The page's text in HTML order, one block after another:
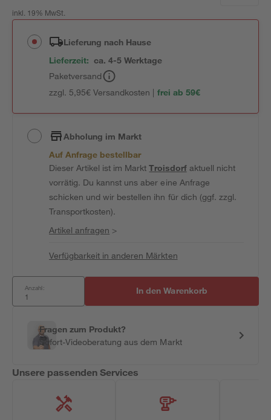
inkl. 19% MwSt.
Lieferung nach Hause
Lieferzeit: ca. 4-5 Werktage
Paketversand
zzgl. 5,95€ Versandkosten | frei ab 59€
Abholung im Markt
Auf Anfrage bestellbar
Dieser Artikel ist im MarktTroisdorfaktuell nicht
vorrätig. Du kannst uns aber eine Anfrage
schicken und wir bestellen ihn für dich (ggf. zzgl.
Transportkosten).
Artikel anfragen >
Verfügbarkeit in anderen Märkten
Anzahl: In den Warenkorb
Fragen zum Produkt?
Sofort-Videoberatung aus dem Markt
Unsere passenden Services